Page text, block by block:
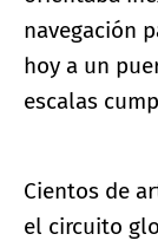
navegación
hoy a un
escalas
Cientos de
el circuito